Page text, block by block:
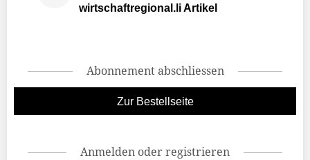
wirtschaftregional.li Artikel
Abonnement abschliessen
Zur Bestellseite
Anmelden oder registrieren